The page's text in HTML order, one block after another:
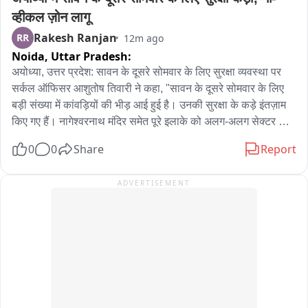
व्हीकल ज़ोन लागू
RR Rakesh Ranjan 12m ago
Noida, Uttar Pradesh:
अयोध्या, उत्तर प्रदेश: सावन के दूसरे सोमवार के लिए सुरक्षा व्यवस्था पर
सर्कल ऑफिसर आशुतोष तिवारी ने कहा, "सावन के दूसरे सोमवार के लिए
बड़ी संख्या में कांवड़ियों की भीड़ आई हुई है। उनकी सुरक्षा के कड़े इंतज़ाम
किए गए हैं। नागेश्वरनाथ मंदिर समेत पूरे इलाके को अलग-अलग सेक्टर और
CCTV कैमरों और ड्रोन की मदद से लगातार निगरानी की जा रही है।
और इसे सख्ती से लागू किया जा रहा है।"
0 0 Share Report
ADVERTISEMENT